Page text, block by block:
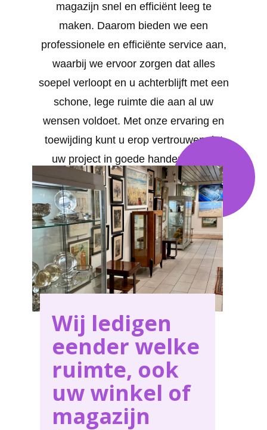
magazijn snel en efficiënt leeg te
maken. Daarom bieden we een
professionele en efficiënte service aan,
waarbij we ervoor zorgen dat alles
soepel verloopt en u achterblijft met een
schone, lege ruimte die aan al uw
wensen voldoet. Met onze ervaring en
toewijding kunt u erop vertrouwen dat
uw project in goede handen is. Uw
tevredenheid staat bij ons voorop. We
bieden op maat gemaakte oplossingen
voor al uw behoeften in Arville .
Wij ledigen
eender welke
ruimte, ook
uw winkel of
magazijn